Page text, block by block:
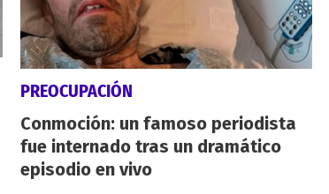
PREOCUPACIÓN
Conmoción: un famoso periodista
fue internado tras un dramático
episodio en vivo